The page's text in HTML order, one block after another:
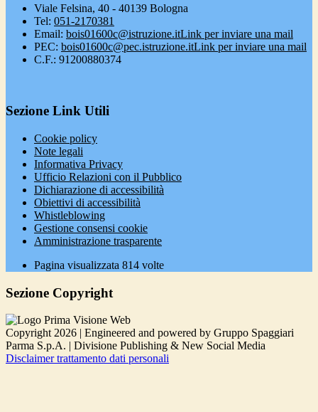
Viale Felsina, 40 - 40139 Bologna
Tel: 051-2170381
Email: bois01600c@istruzione.itLink per inviare una mail
PEC: bois01600c@pec.istruzione.itLink per inviare una mail
C.F.: 91200880374
Sezione Link Utili
Cookie policy
Note legali
Informativa Privacy
Ufficio Relazioni con il Pubblico
Dichiarazione di accessibilità
Obiettivi di accessibilità
Whistleblowing
Gestione consensi cookie
Amministrazione trasparente
Pagina visualizzata 814 volte
Sezione Copyright
Copyright 2026 | Engineered and powered by Gruppo Spaggiari
Parma S.p.A. | Divisione Publishing & New Social Media
Disclaimer trattamento dati personali